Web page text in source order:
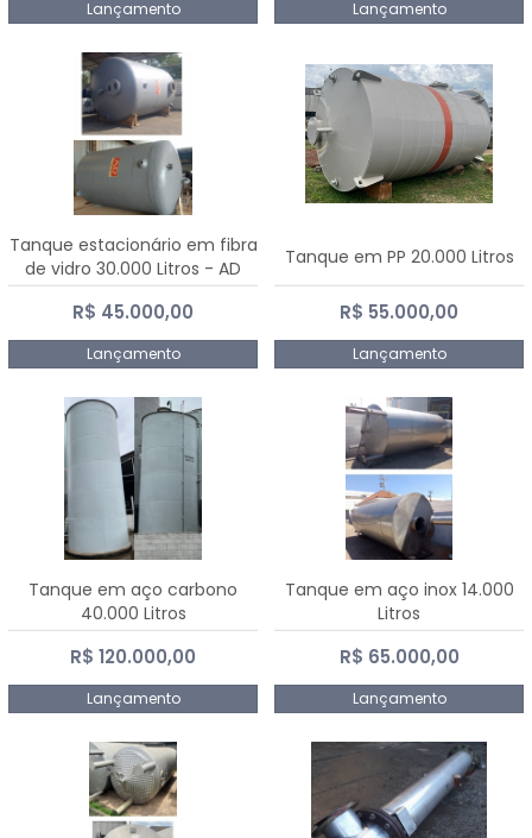
Lançamento Lançamento
Tanque estacionário em fibra
de vidro 30.000 Litros - AD
Fibras
R$ 45.000,00
Lançamento
Tanque em PP 20.000 Litros
R$ 55.000,00
Lançamento
Tanque em aço carbono
40.000 Litros
R$ 120.000,00
Lançamento
Tanque em aço inox 14.000
Litros
R$ 65.000,00
Lançamento